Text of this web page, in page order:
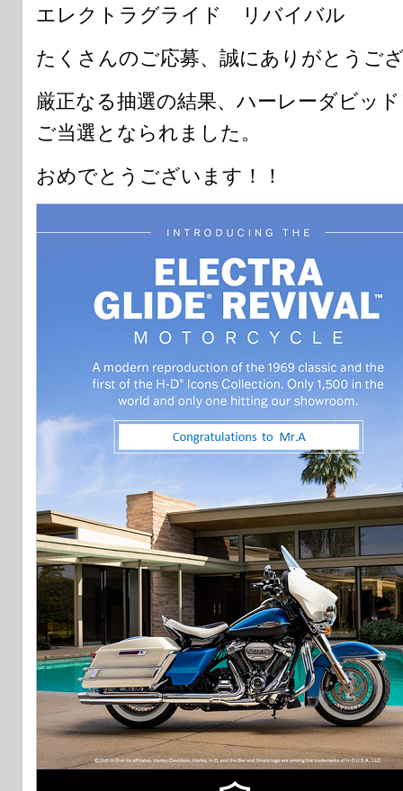
エレクトラグライド リバイバル
たくさんのご応募、誠にありがとうご
厳正なる抽選の結果、ハーレーダビッ
ご当選となられました。
おめでとうございます！！